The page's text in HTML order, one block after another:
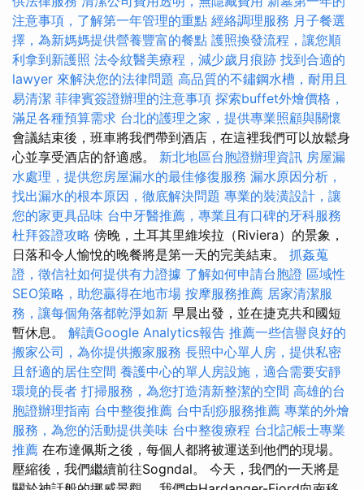
注意事項，了解第一年管理的重點 經絡調理服務 月子餐選
擇，為新媽媽提供營養豐富的餐點 護照換發流程，讓您順
利拿到新護照 法令紋醫美療程，減少歲月痕跡 找到合適的
lawyer 來解決您的法律問題 高品質的不鏽鋼水槽，耐用且
易清潔 菲律賓簽證辦理的注意事項 探索buffet外燴價格，
滿足各種預算需求 台北的護理之家，提供專業照顧與關懷
會議結束後，班車將我們帶到酒店，在這裡我們可以放鬆身
心並享受酒店的舒適感。 新北地區台胞證辦理資訊 房屋漏
水處理，提供您房屋漏水的最佳修復服務 漏水原因分析，
找出漏水的根本原因，徹底解決問題 專業的裝潢設計，讓
您的家更具品味 台中牙醫推薦，專業且有口碑的牙科服務
杜拜簽證攻略 傍晚，土耳其里維埃拉（Riviera）的景象，
日落和令人愉悅的晚餐將是第一天的完美結束。 抓姦蒐
證，徵信社如何提供有力證據 了解如何申請台胞證 區域性
SEO策略，助您贏得在地市場 按摩服務推薦 居家清潔服
務，讓每個角落都乾淨如新 早晨出發，並在捷克共和國短
暫休息。 解讀Google Analytics報告 推薦一些信譽良好的
搬家公司，為你提供搬家服務 長照中心單人房，提供私密
且舒適的居住空間 養護中心的單人房設施，適合需要安靜
環境的長者 打掃服務，為您打造清新整潔的空間 高雄的台
胞證辦理指南 台中整復推薦 台中刮痧服務推薦 專業的外燴
服務，為您的活動提供美味 台中整復療程 台北記帳士專業
推薦 在布達佩斯之後，每個人都將被運送到他們的現場。
壓縮後，我們繼續前往Sogndal。 今天，我們的一天將是